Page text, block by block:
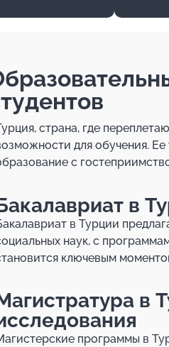
страна, где
для обучения.
с
в
в Турции
наук, с
ключевым
в
программы в